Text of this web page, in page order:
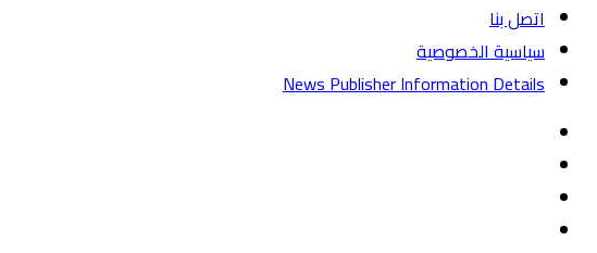
اتصل بنا
سياسية الخصوصية
News Publisher Information Details